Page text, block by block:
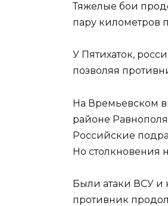
Тяжелые бои
пару километров
У Пятихаток,
позволяя
На Времьевском
районе
Российские
Но столкновения
Были атаки ВСУ и
противник